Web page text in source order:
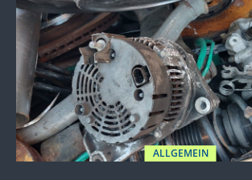
ALLGEMEIN